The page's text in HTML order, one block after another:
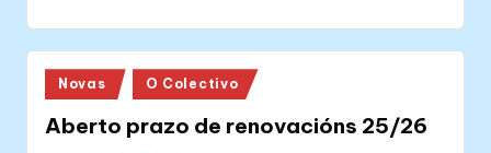
Posted
in
Novas O Colectivo
Aberto prazo de renovacións 25/26